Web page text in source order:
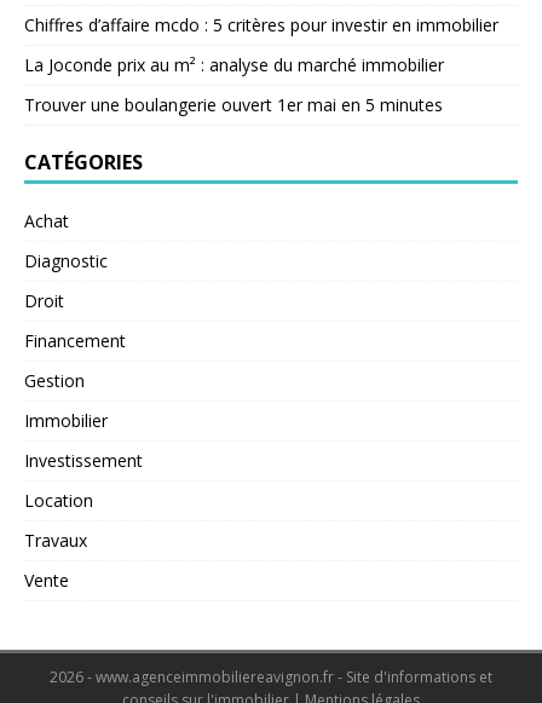
Chiffres d’affaire mcdo : 5 critères pour investir en immobilier
La Joconde prix au m² : analyse du marché immobilier
Trouver une boulangerie ouvert 1er mai en 5 minutes
CATÉGORIES
Achat
Diagnostic
Droit
Financement
Gestion
Immobilier
Investissement
Location
Travaux
Vente
2026 - www.agenceimmobiliereavignon.fr - Site d'informations et